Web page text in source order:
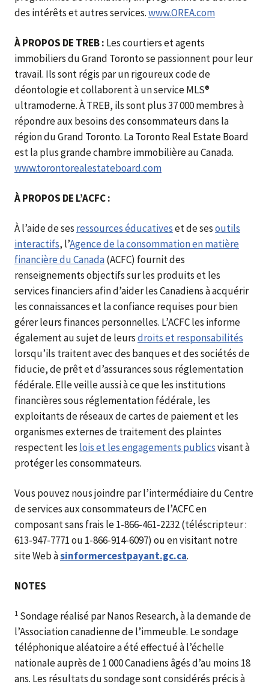
des intérêts et autres services.www.OREA.com
À PROPOS DE TREB : Les courtiers et agents
immobiliers du Grand Toronto se passionnent pour leur
travail. Ils sont régis par un rigoureux code de
déontologie et collaborent à un service MLS®
ultramoderne. À TREB, ils sont plus 37 000 membres à
répondre aux besoins des consommateurs dans la
région du Grand Toronto. La Toronto Real Estate Board
est la plus grande chambre immobilière au Canada.
www.torontorealestateboard.com
À PROPOS DE L’ACFC :
À l’aide de ses ressources éducativeset de sesoutils
interactifs, l’Agence de la consommation en matière
financière du Canada(ACFC) fournit des
renseignements objectifs sur les produits et les
services financiers afin d’aider les Canadiens à acquérir
les connaissances et la confiance requises pour bien
gérer leurs finances personnelles. L’ACFCles informe
également au sujet de leursdroits et responsabilités
lorsqu’ils traitent avec des banques et des sociétés de
fiducie, de prêt et d’assurances sous réglementation
fédérale. Elle veille aussi à ce que les institutions
financières sous réglementation fédérale, les
exploitants de réseaux de cartes de paiement et les
organismes externes de traitement des plaintes
respectent les lois et les engagements publicsvisant à
protéger les consommateurs.
Vous pouvez nous joindre par l’intermédiaire du Centre
de services aux consommateurs de l’ACFCen
composant sans frais le 1-866-461‑2232 (téléscripteur :
613‑947-7771 ou 1-866-914-6097) ou en visitant notre
site Web àsinformercestpayant.gc.ca.
NOTES
1 Sondage réalisé par Nanos Research, à la demande de
l’Association canadienne de l’immeuble. Le sondage
téléphonique aléatoire a été effectué à l’échelle
nationale auprès de 1 000 Canadiens âgés d’au moins 18
ans. Les résultats du sondage sont considérés précis à